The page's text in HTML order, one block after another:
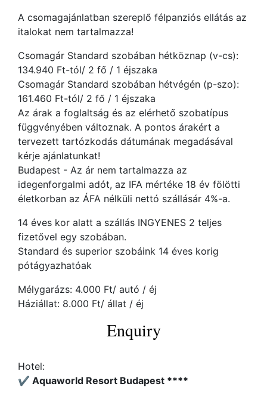
A csomagajánlatban szereplő félpanziós ellátás az
italokat nem tartalmazza!
Csomagár Standard szobában hétköznap (v-cs):
134.940 Ft-tól/ 2 fő / 1 éjszaka
Csomagár Standard szobában hétvégén (p-szo):
161.460 Ft-tól/ 2 fő / 1 éjszaka
Az árak a foglaltság és az elérhető szobatípus
függvényében változnak. A pontos árakért a
tervezett tartózkodás dátumának megadásával
kérje ajánlatunkat!
Budapest - Az ár nem tartalmazza az
idegenforgalmi adót, az IFA mértéke 18 év fölötti
életkorban az ÁFA nélküli nettó szállásár 4%-a.
14 éves kor alatt a szállás INGYENES 2 teljes
fizetővel egy szobában.
Standard és superior szobáink 14 éves korig
pótágyazhatóak
Mélygarázs: 4.000 Ft/ autó / éj
Háziállat: 8.000 Ft/ állat / éj
Enquiry
Hotel:
✔️ Aquaworld Resort Budapest ****